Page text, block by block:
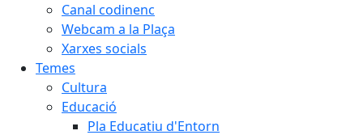
Canal codinenc
Webcam a la Plaça
Xarxes socials
Temes
Cultura
Educació
Pla Educatiu d'Entorn